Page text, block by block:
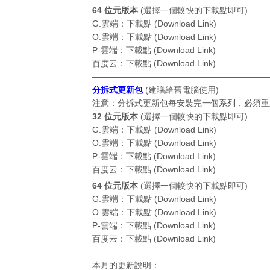
64 位元版本 (選擇一個較快的下載點即可)
G.雲端： 下載點 (Download Link)
O.雲端： 下載點 (Download Link)
P-雲端： 下載點 (Download Link)
百度云： 下載點 (Download Link)
分拆式更新包(建議給舊電腦使用)
注意：分拆式更新包每安裝完一個系列，必須重
32 位元版本 (選擇一個較快的下載點即可)
G.雲端： 下載點 (Download Link)
O.雲端： 下載點 (Download Link)
P-雲端： 下載點 (Download Link)
百度云： 下載點 (Download Link)
64 位元版本 (選擇一個較快的下載點即可)
G.雲端： 下載點 (Download Link)
O.雲端： 下載點 (Download Link)
P-雲端： 下載點 (Download Link)
百度云： 下載點 (Download Link)
本月的更新說明：